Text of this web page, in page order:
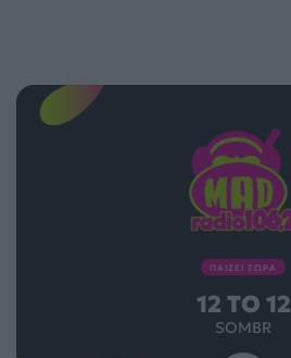
ΠΑΙΖΕΙ ΤΩΡΑ
12 TO 12
SOMBR